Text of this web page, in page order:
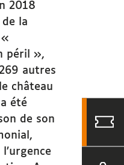
2018
la
«
péril »,
autres
château
été
de son